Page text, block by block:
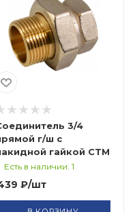
3/4
г/ш с
накидной гайкой СТМ
Есть в наличии: 1
₽/шт